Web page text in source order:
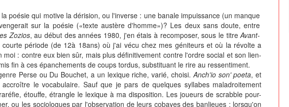
poésie qui motive la dérision, ou l'inverse : une banale impuissance (un manque
sur la poésie («texte austère d'homme»)? Les deux sans doute, entre
Zozios, au début des années 1980, j'en étais à recomposer, sous le titreAvant-
période (de 12à 18ans) où j'ai vécu chez mes géniteurs et où la révolte a
moi : contre eux bien sûr, mais plus définitivement contre l'ordre social et son lien-
fin à ces épanchements de coups tordus, substituant le rire au ressentiment.
Perse ou Du Bouchet, a un lexique riche, varié, choisi. Anch'io son' poeta, et
le vocabulaire. Sauf que je pars de quelques syllabes maladroitement
étouffe, étrangle le lexique à ma disposition. Les joueurs de scrabble pour-
ou les sociologues par l'observation de leurs cobayes des banlieues : lorsqu'on